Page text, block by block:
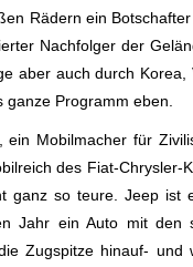
Rädern ein
Nachfolger der
aber auch durch Korea,
Programm eben.
ein Mobilmacher für
des Fiat-
ganz so teure. Jeep ist
Jahr ein Auto mit den
Zugspitze hinauf-